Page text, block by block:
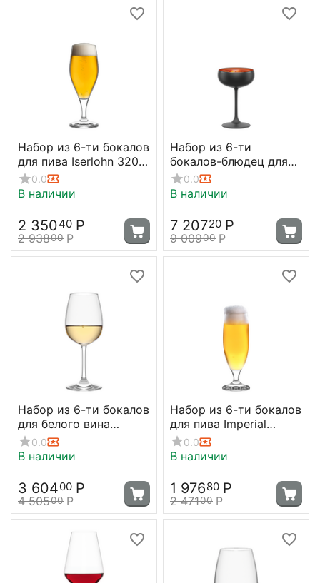
Набор из 6-ти бокалов
для пива Iserlohn 320
мл; D=70, H=193 мм,
Stolzle
0.0
В наличии
2 35040 Р
2 93800 Р
Набор из 6-ти
бокалов-блюдец для
шампанского Elements,
230 мл, D 95 мм, H 147
бронзовый, Stolzle
0.0
В наличии
7 20720 Р
9 00900 Р
Набор из 6-ти бокалов
для белого вина
Weinland, 350 мл,
Stolzle
0.0
В наличии
3 60400 Р
4 50500 Р
Набор из 6-ти бокалов
для пива Imperial
260мл; D=66,H=176мм,
Stolzle
0.0
В наличии
1 97680 Р
2 47100 Р